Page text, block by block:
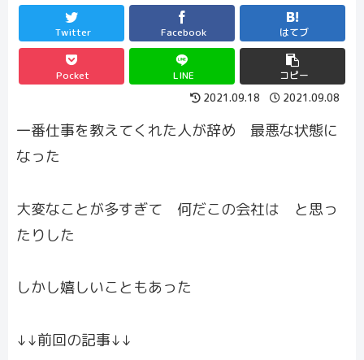
Twitter Facebook はてブ
Pocket LINE コピー
2021.09.18 2021.09.08
一番仕事を教えてくれた人が辞め 最悪な状態に
なった
大変なことが多すぎて 何だこの会社は と思っ
たりした
しかし嬉しいこともあった
↓↓前回の記事↓↓